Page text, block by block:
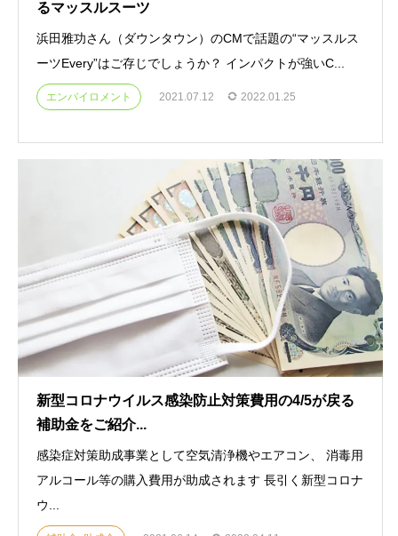
るマッスルスーツ
浜田雅功さん（ダウンタウン）のCMで話題の“マッスルス
ーツEvery”はご存じでしょうか？ インパクトが強いC...
エンバイロメント 2021.07.12 2022.01.25
新型コロナウイルス感染防止対策費用の4/5が戻る
補助金をご紹介...
感染症対策助成事業として空気清浄機やエアコン、 消毒用
アルコール等の購入費用が助成されます 長引く新型コロナ
ウ...